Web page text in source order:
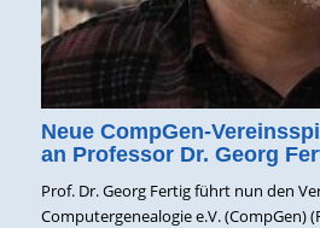
Neue CompGen-
an Professor Dr. Georg
Prof. Dr. Georg Fertig führt nun den
Computergenealogie e.V. (CompGen)